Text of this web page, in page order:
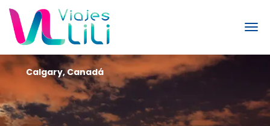
Calgary, Canadá